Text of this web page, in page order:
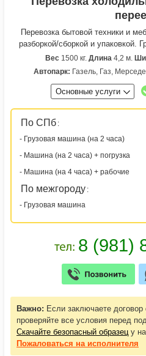
Перевозка бытовой техники и
разборкой/сборкой и упаковкой.
Вес 1500 кг. Длина 4,2 м.
Автопарк: Газель, Газ,
Основные услуги
По СПб :
- Грузовая машина (на 2 часа)
- Машина (на 2 часа) + погрузка
- Машина (на 4 часа) + рабочие
По межгороду :
- Грузовая машина
Важно: Если заключаете
проверяйте все условия перед
Скачайте безопасный образецу
Пожаловаться на исполнителя